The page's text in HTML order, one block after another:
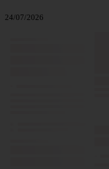
24/07/2026